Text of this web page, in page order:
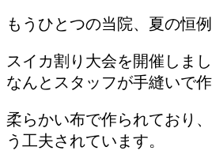
もうひとつの当院、夏の恒
スイカ割り大会を開催しま
なんとスタッフが手縫いで
柔らかい布で作られており
う工夫されています。